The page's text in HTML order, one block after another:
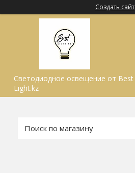
Создать сайт
Светодиодное освещение от Best
Light.kz